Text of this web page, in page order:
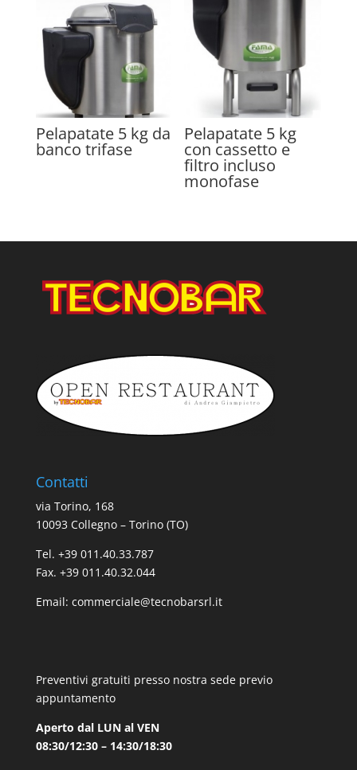
Pelapatate 5 kg da
banco trifase
Pelapatate 5 kg
con cassetto e
filtro incluso
monofase
Contatti
via Torino, 168
10093 Collegno – Torino (TO)
Tel. +39 011.40.33.787
Fax. +39 011.40.32.044
Email: commerciale@tecnobarsrl.it
Preventivi gratuiti presso nostra sede previo
appuntamento
Aperto dal LUN al VEN
08:30/12:30 – 14:30/18:30